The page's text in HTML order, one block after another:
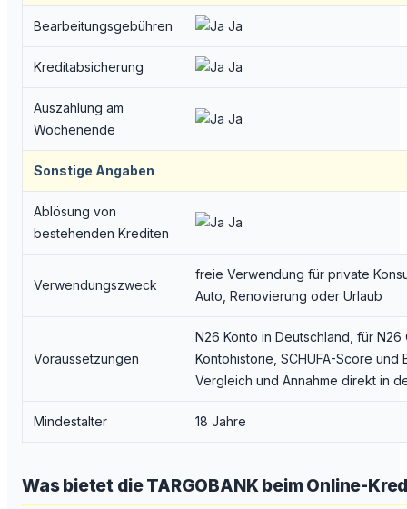
Bearbeitungsgebühren Ja
Kreditabsicherung Ja
Auszahlung am
Wochenende
Ja
Sonstige Angaben
Ablösung von
bestehenden Krediten
Ja
Verwendungszweck
freie Verwendung für private
Auto, Renovierung oder Urlaub
Voraussetzungen
N26 Konto in Deutschland, für
Kontohistorie, SCHUFA-Score und
Vergleich und Annahme direkt in
Mindestalter 18 Jahre
Was bietet die TARGOBANK beim Online-